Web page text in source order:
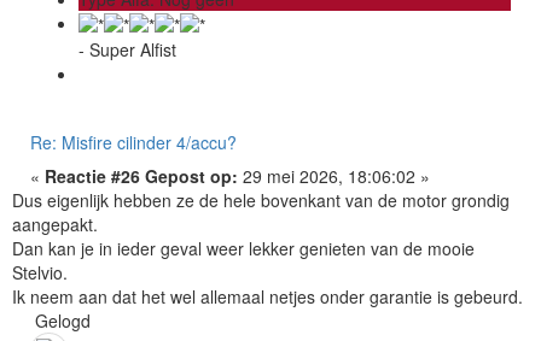
- Super Alfist
Re: Misfire cilinder 4/accu?
« Reactie #26 Gepost op: 29 mei 2026, 18:06:02 »
Dus eigenlijk hebben ze de hele bovenkant van de motor grondig
aangepakt.
Dan kan je in ieder geval weer lekker genieten van de mooie
Stelvio.
Ik neem aan dat het wel allemaal netjes onder garantie is gebeurd.
Gelogd